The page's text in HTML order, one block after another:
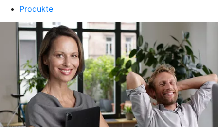
Produkte